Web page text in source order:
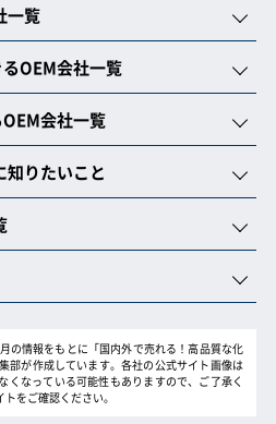
一覧
OEM会社一覧
会社一覧
知りたいこと
の情報をもとに「国内外で売れる！高品質な化
部が作成しています。各社の公式サイト画像は
くなっている可能性もありますので、ご了承く
をご確認ください。